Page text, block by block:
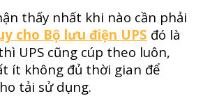
thấy nhất khi nào cần phải
cho Bộ lưu điện UPS đó là
UPS cũng cúp theo luôn,
ít không đủ thời gian để
tải sử dụng.